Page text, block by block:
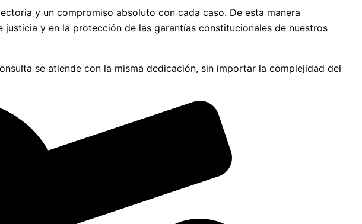
y un compromiso absoluto con cada caso. De esta manera
y en la protección de las garantías constitucionales de nuestros
se atiende con la misma dedicación, sin importar la complejidad del